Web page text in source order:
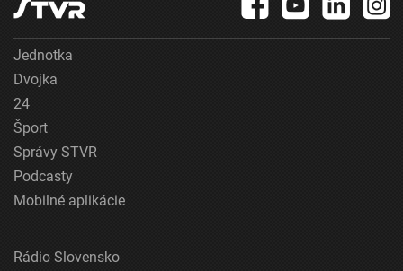
Jednotka
Dvojka
24
Šport
Správy STVR
Podcasty
Mobilné aplikácie
Rádio Slovensko